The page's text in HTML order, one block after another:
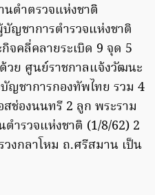
ตำตรวจแห่งชาติ
ญชาการตำรวจแห่งชาติ
จคลี่คลายระเบิด 9 จุด 5
วย ศูนย์ราชกาลแจ้งวัฒนะ
ญชาการกองทัพไทย รวม 4
ช่องนนทรี 2 ลูก พระราม
ำรวจแห่งชาติ (1/8/62) 2
งกลาโหม ถ.ศรีสมาน เป็น